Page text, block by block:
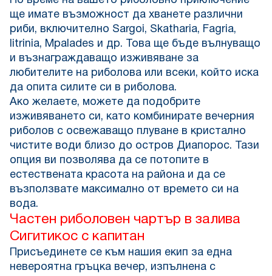
ще имате възможност да хванете различни
риби, включително Sargoi, Skatharia, Fagria,
litrinia, Mpalades и др. Това ще бъде вълнуващо
и възнаграждаващо изживяване за
любителите на риболова или всеки, който иска
да опита силите си в риболова.
Ако желаете, можете да подобрите
изживяването си, като комбинирате вечерния
риболов с освежаващо плуване в кристално
чистите води близо до остров Диапорос. Тази
опция ви позволява да се потопите в
естествената красота на района и да се
възползвате максимално от времето си на
вода.
Частен риболовен чартър в залива
Сигитикос с капитан
Присъединете се към нашия екип за една
невероятна гръцка вечер, изпълнена с